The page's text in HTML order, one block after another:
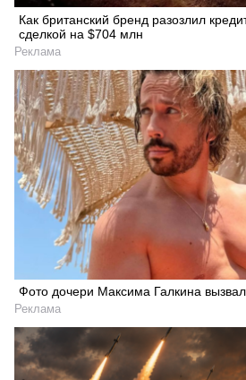
Как британский бренд разозлил
сделкой на $704 млн
Реклама
Фото дочери Максима Галкина
Реклама